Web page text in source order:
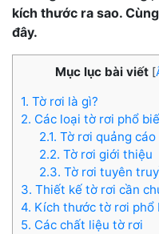
kích thước ra sao.
đây.
Mục lục bài viết [
1. Tờ rơi là gì?
2. Các loại tờ rơi phổ
2.1. Tờ rơi quảng cáo
2.2. Tờ rơi giới thiệu
2.3. Tờ rơi tuyên
3. Thiết kế tờ rơi cần
4. Kích thước tờ rơi phổ
5. Các chất liệu tờ rơi